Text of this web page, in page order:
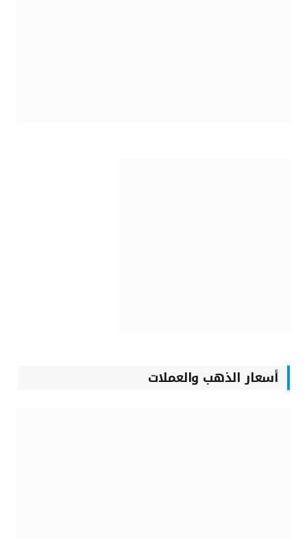
أسعار الذهب والعملات